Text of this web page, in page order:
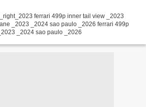
ferrari 499p inner tail view _2023
_2023 _2024 sao paulo _2026 ferrari 499p
_2024 sao paulo _2026